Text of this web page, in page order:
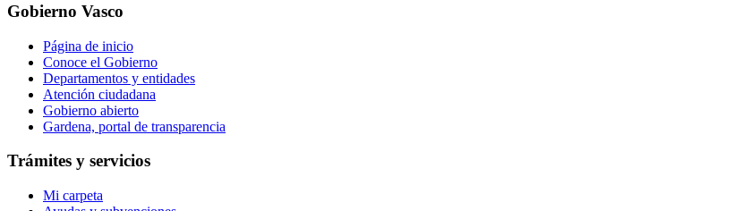
Gobierno Vasco
Página de inicio
Conoce el Gobierno
Departamentos y entidades
Atención ciudadana
Gobierno abierto
Gardena, portal de transparencia
Trámites y servicios
Mi carpeta